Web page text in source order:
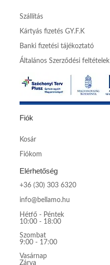
Szállítás
Kártyás fizetés GY.F.K
Banki fizetési tájékoztató
Általános Szerződési feltételek
Fiók
Kosár
Fiókom
Elérhetőség
+36 (30) 303 6320
info@bellamo.hu
Hétfő - Péntek
10:00 - 18:00
Szombat
9:00 - 17:00
Vasárnap
Zárva